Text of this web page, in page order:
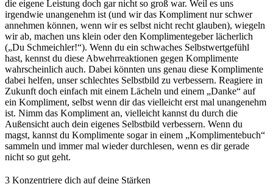
die eigene Leistung doch gar nicht so groß war. Weil es uns
irgendwie unangenehm ist (und wir das Kompliment nur schwer
annehmen können, wenn wir es selbst nicht recht glauben), wiegeln
wir ab, machen uns klein oder den Komplimentegeber lächerlich
(„Du Schmeichler!“). Wenn du ein schwaches Selbstwertgefühl
hast, kennst du diese Abwehrreaktionen gegen Komplimente
wahrscheinlich auch. Dabei könnten uns genau diese Komplimente
dabei helfen, unser schlechtes Selbstbild zu verbessern. Reagiere in
Zukunft doch einfach mit einem Lächeln und einem „Danke“ auf
ein Kompliment, selbst wenn dir das vielleicht erst mal unangenehm
ist. Nimm das Kompliment an, vielleicht kannst du durch die
Außensicht auch dein eigenes Selbstbild verbessern. Wenn du
magst, kannst du Komplimente sogar in einem „Komplimentebuch“
sammeln und immer mal wieder durchlesen, wenn es dir gerade
nicht so gut geht.
3 Konzentriere dich auf deine Stärken